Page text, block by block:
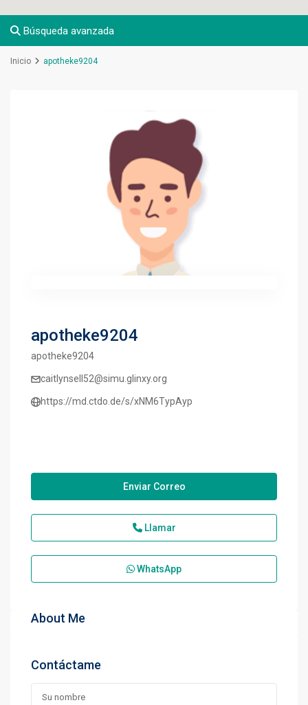
Búsqueda avanzada
Inicio apotheke9204
apotheke9204
apotheke9204
caitlynsell52@simu.glinxy.org
https://md.ctdo.de/s/xNM6TypAyp
Enviar Correo
Llamar
WhatsApp
About Me
Contáctame